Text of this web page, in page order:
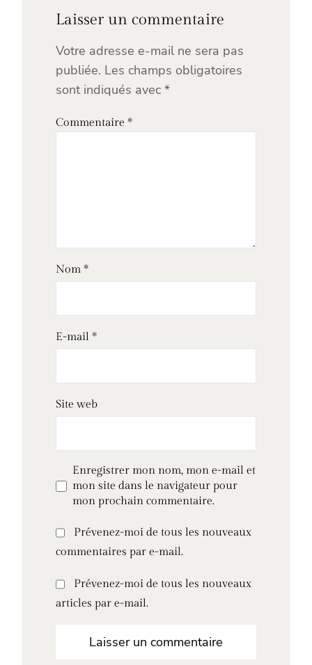
Laisser un commentaire
Votre adresse e-mail ne sera pas
publiée. Les champs obligatoires
sont indiqués avec *
Commentaire *
Nom *
E-mail *
Site web
Enregistrer mon nom, mon e-mail et
mon site dans le navigateur pour
mon prochain commentaire.
Prévenez-moi de tous les nouveaux
commentaires par e-mail.
Prévenez-moi de tous les nouveaux
articles par e-mail.